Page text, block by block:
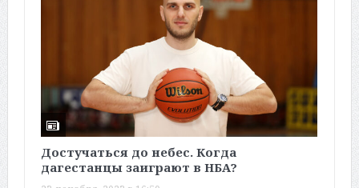
Достучаться до небес. Когда
дагестанцы заиграют в НБА?